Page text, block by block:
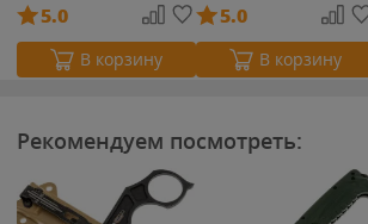
5.0
В корзину
5.0
В корзину
Рекомендуем посмотреть: